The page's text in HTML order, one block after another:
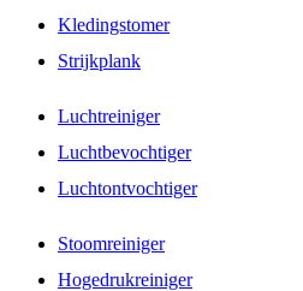
Kledingstomer
Strijkplank
Luchtreiniger
Luchtbevochtiger
Luchtontvochtiger
Stoomreiniger
Hogedrukreiniger